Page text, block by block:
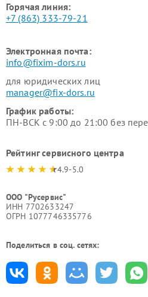
Горячая линия:
+7 (863) 333-79-21
Электронная почта:
info@fixim-dors.ru
для юридических лиц
manager@fix-dors.ru
График работы:
ПН-ВСК с 9:00 до 21:00 без
Рейтинг сервисного центра
4.9-5.0
ООО "Русервис"
ИНН 7702633247
ОГРН 1077746335776
Поделиться в соц. сетях: